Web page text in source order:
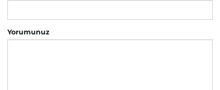
Yorumunuz